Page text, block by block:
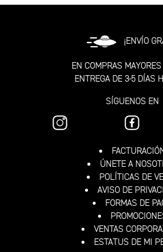
¡ENVÍO
EN COMPRAS
ENTREGA DE 3-5 DÍAS
SÍGUENOS EN
ÚNETE A
POLÍTICAS DE
AVISO DE
FORMAS DE
VENTAS
ESTATUS DE MI